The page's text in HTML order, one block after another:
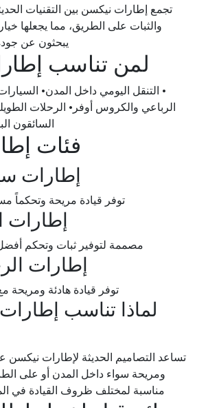
تجمع إطارات نيكسن بين التقنيات
والثبات على الطريق، مما يجعلها
يبحثون عن
لمن تناسب
• التنقل اليومي داخل المدن•
الرباعي والكروس أوفر• الرحلات
السائقون
فئات
إطارات
توفر قيادة مريحة وتحكماً
إطارات
مصممة لتوفير ثبات وتحكم
إطارات
توفر قيادة هادئة
لماذا تناسب
تساعد التصاميم الحديثة لإطارات نيكسن
ومريحة سواء داخل المدن أو على
مناسبة لمختلف ظروف القيادة في